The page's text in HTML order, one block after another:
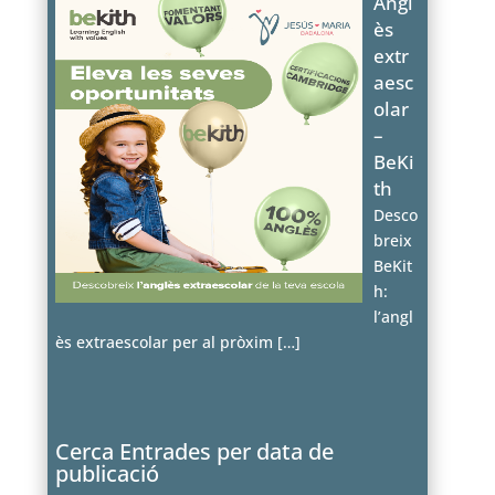
ès
extr
aesc
olar
–
BeKi
th
Desco
breix
BeKit
h:
l’angl
ès extraescolar per al pròxim […]
Cerca Entrades per data de
publicació